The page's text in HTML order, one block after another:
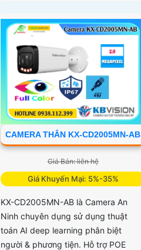
CAMERA THÂN KX-CD2005MN-AB
Giá Bán: liên hệ
Giá Khuyến Mại: 5%-35%
KX-CD2005MN-AB là Camera An
Ninh chuyên dụng sử dụng thuật
toán AI deep learning phân biệt
người & phương tiện. Hỗ trợ POE